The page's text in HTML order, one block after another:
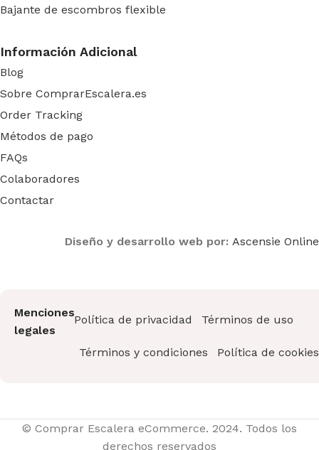
Bajante de escombros flexible
Información Adicional
Blog
Sobre ComprarEscalera.es
Order Tracking
Métodos de pago
FAQs
Colaboradores
Contactar
Diseño y desarrollo web por: Ascensie Online
Menciones
legales
Política de privacidad Términos de uso
Términos y condiciones Política de cookies
© Comprar Escalera eCommerce. 2024. Todos los
derechos reservados
Andamio